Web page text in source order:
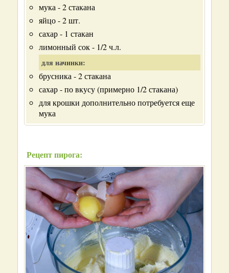
мука - 2 стакана
яйцо - 2 шт.
сахар - 1 стакан
лимонный сок - 1/2 ч.л.
для начинки:
брусника - 2 стакана
сахар - по вкусу (примерно 1/2 стакана)
для крошки дополнительно потребуется еще
мука
Рецепт пирога: